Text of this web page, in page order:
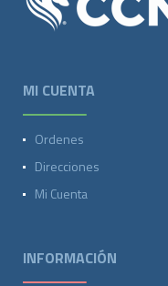
MI CUENTA
Ordenes
Direcciones
Mi Cuenta
INFORMACIÓN